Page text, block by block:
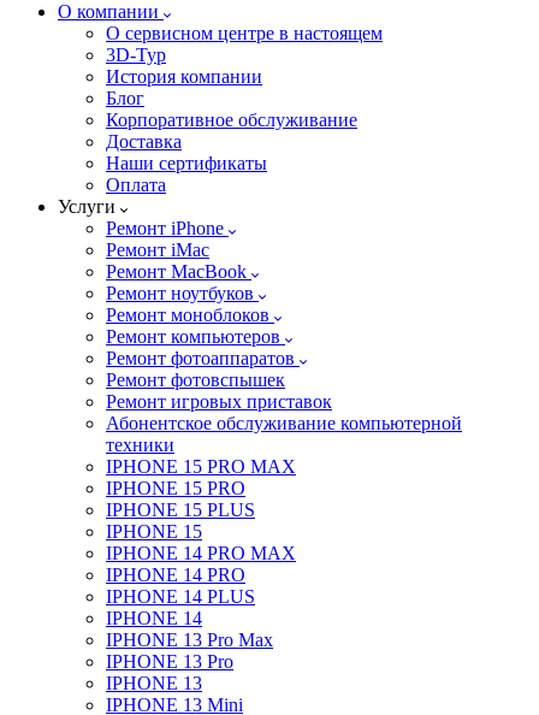
О компании
О сервисном центре в настоящем
3D-Тур
История компании
Блог
Корпоративное обслуживание
Доставка
Наши сертификаты
Оплата
Услуги
Ремонт iPhone
Ремонт iMac
Ремонт MacBook
Ремонт ноутбуков
Ремонт моноблоков
Ремонт компьютеров
Ремонт фотоаппаратов
Ремонт фотовспышек
Ремонт игровых приставок
Абонентское обслуживание компьютерной
техники
IPHONE 15 PRO MAX
IPHONE 15 PRO
IPHONE 15 PLUS
IPHONE 15
IPHONE 14 PRO MAX
IPHONE 14 PRO
IPHONE 14 PLUS
IPHONE 14
IPHONE 13 Pro Max
IPHONE 13 Pro
IPHONE 13
IPHONE 13 Mini